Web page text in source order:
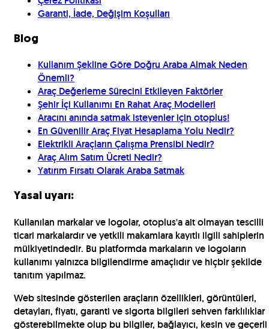
Garanti, İade, Değişim Koşulları
Blog
Kullanım Şekline Göre Doğru Araba Almak Neden
Önemli?
Araç Değerleme Sürecini Etkileyen Faktörler
Şehir İçi Kullanımı En Rahat Araç Modelleri
Aracını anında satmak isteyenler için otoplus!
En Güvenilir Araç Fiyat Hesaplama Yolu Nedir?
Elektrikli Araçların Çalışma Prensibi Nedir?
Araç Alım Satım Ücreti Nedir?
Yatırım Fırsatı Olarak Araba Satmak
Yasal uyarı:
Kullanılan markalar ve logolar, otoplus'a ait olmayan tescilli
ticari markalardır ve yetkili makamlara kayıtlı ilgili sahiplerin
mülkiyetindedir. Bu platformda markaların ve logoların
kullanımı yalnızca bilgilendirme amaçlıdır ve hiçbir şekilde
tanıtım yapılmaz.
Web sitesinde gösterilen araçların özellikleri, görüntüleri,
detayları, fiyatı, garanti ve sigorta bilgileri sehven farklılıklar
gösterebilmekte olup bu bilgiler, bağlayıcı, kesin ve geçerli